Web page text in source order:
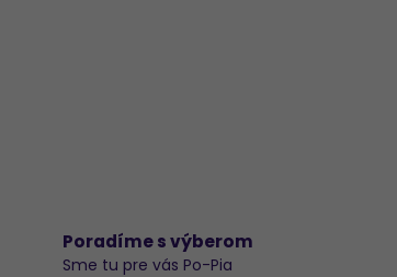
Poradíme s výberom
Sme tu pre vás Po-Pia